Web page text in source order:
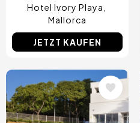
Hotel Ivory Playa
Mallorca
JETZT KAUFEN
Bild